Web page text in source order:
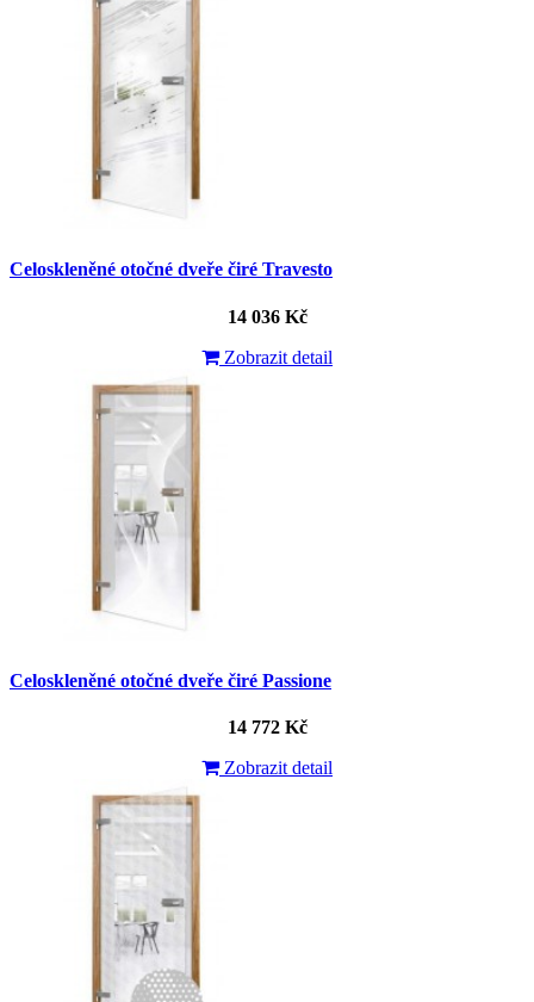
Celoskleněné otočné dveře čiré Travesto
14 036 Kč
Zobrazit detail
Celoskleněné otočné dveře čiré Passione
14 772 Kč
Zobrazit detail